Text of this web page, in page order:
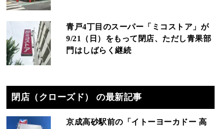
青戸4丁目のスーパー「ミコストア」が
9/21（日）をもって閉店、ただし青果部
門はしばらく継続
閉店（クローズド） の最新記事
京成高砂駅前の「イトーヨーカドー 高